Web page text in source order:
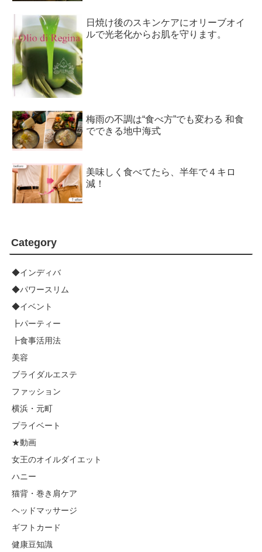
日焼け後のスキンケアにオリーブオイ
ルで光老化からお肌を守ります。
梅雨の不調は“食べ方”でも変わる 和食
でできる地中海式
美味しく食べてたら、半年で４キロ
減！
Category
◆インディバ
◆パワースリム
◆イベント
┣パーティー
┣食事活用法
美容
ブライダルエステ
ファッション
横浜・元町
プライベート
★動画
女王のオイルダイエット
ハニー
猫背・巻き肩ケア
ヘッドマッサージ
ギフトカード
健康豆知識